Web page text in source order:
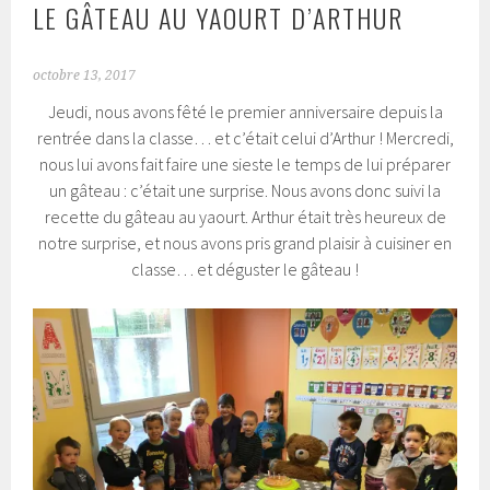
LE GÂTEAU AU YAOURT D’ARTHUR
octobre 13, 2017
Jeudi, nous avons fêté le premier anniversaire depuis la
rentrée dans la classe… et c’était celui d’Arthur ! Mercredi,
nous lui avons fait faire une sieste le temps de lui préparer
un gâteau : c’était une surprise. Nous avons donc suivi la
recette du gâteau au yaourt. Arthur était très heureux de
notre surprise, et nous avons pris grand plaisir à cuisiner en
classe… et déguster le gâteau !